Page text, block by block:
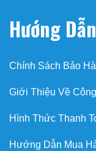
Hướng Dẫn
Chính Sách Bảo
Giới Thiệu Về
Hình Thức Thanh
Hướng Dẫn Mua